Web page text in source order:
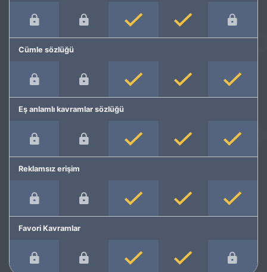
Cümle sözlüğü
Eş anlamlı kavramlar sözlüğü
Reklamsız erişim
Favori Kavramlar